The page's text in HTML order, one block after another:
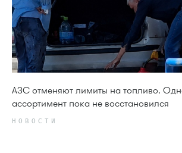
АЗС отменяют лимиты на топливо.
ассортимент пока не восстановился
НОВОСТИ